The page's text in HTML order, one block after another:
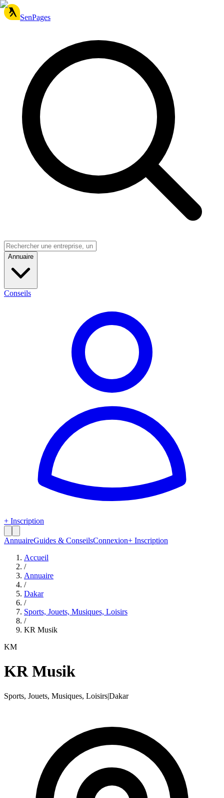
SenPages
Annuaire
Conseils
+ Inscription
AnnuaireGuides & ConseilsConnexion+ Inscription
Accueil
/
Annuaire
/
Dakar
/
Sports, Jouets, Musiques, Loisirs
/
KR Musik
KM
KR Musik
Sports, Jouets, Musiques, Loisirs|Dakar